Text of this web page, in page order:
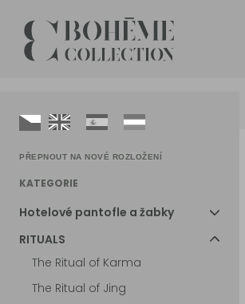
PŘEPNOUT NA NOVÉ ROZLOŽENÍ
KATEGORIE
Hotelové pantofle a žabky
RITUALS
The Ritual of Karma
The Ritual of Jing